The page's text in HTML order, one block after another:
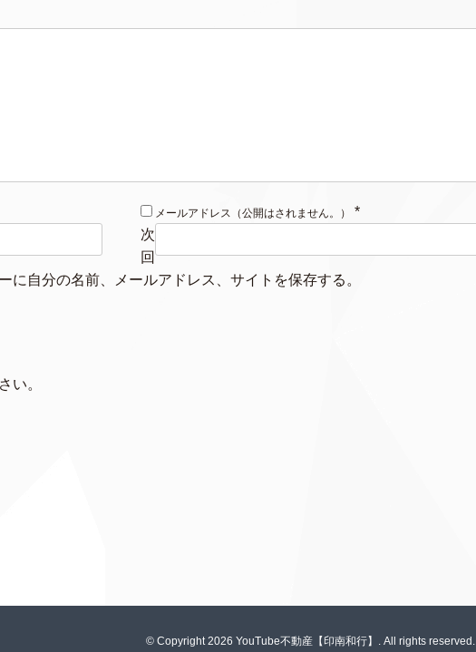
メールアドレス（公開はされません。）
*
次
回
に自分の名前、メールアドレス、サイトを保存する。
い。
© Copyright 2026 YouTube不動産【印南和行】. All rights reserved.